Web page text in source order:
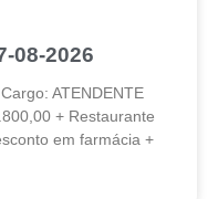
08-2026
ATENDENTE
+ Restaurante
em farmácia +